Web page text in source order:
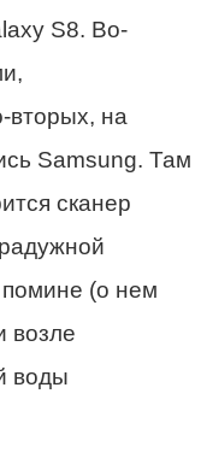
S8. Во-
вторых, на
Samsung. Там
сканер
помине (о нем
возле
воды